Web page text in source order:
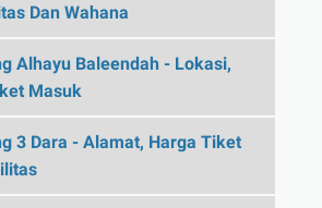
Dan Wahana
Alhayu Baleendah - Lokasi,
Masuk
3 Dara - Alamat, Harga Tiket